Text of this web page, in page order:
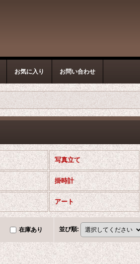
お気に入り お問い合わせ
写真立て
掛時計
アート
在庫あり 並び順: